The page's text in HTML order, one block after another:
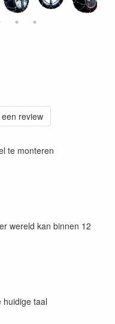
review
te monteren
wereld kan binnen 12
huidige taal